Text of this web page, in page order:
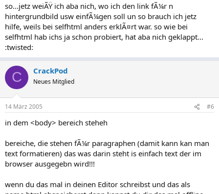
so...jetz weiÃŸ ich aba nich, wo ich den link fÃ¼r n
hintergrundbild usw einfÃ¼gen soll un so brauch ich jetz
hilfe, weils bei selfhtml anders erklÃ¤rt war. so wie bei
selfhtml hab ichs ja schon probiert, hat aba nich geklappt...
:twisted:
C CrackPod
Neues Mitglied
14 März 2005 #6
in dem <body> bereich steheh
bereiche, die stehen fÃ¼r paragraphen (damit kann kan man
text formatieren) das was darin steht is einfach text der im
browser ausgegebn wird!!!
wenn du das mal in deinen Editor schreibst und das als